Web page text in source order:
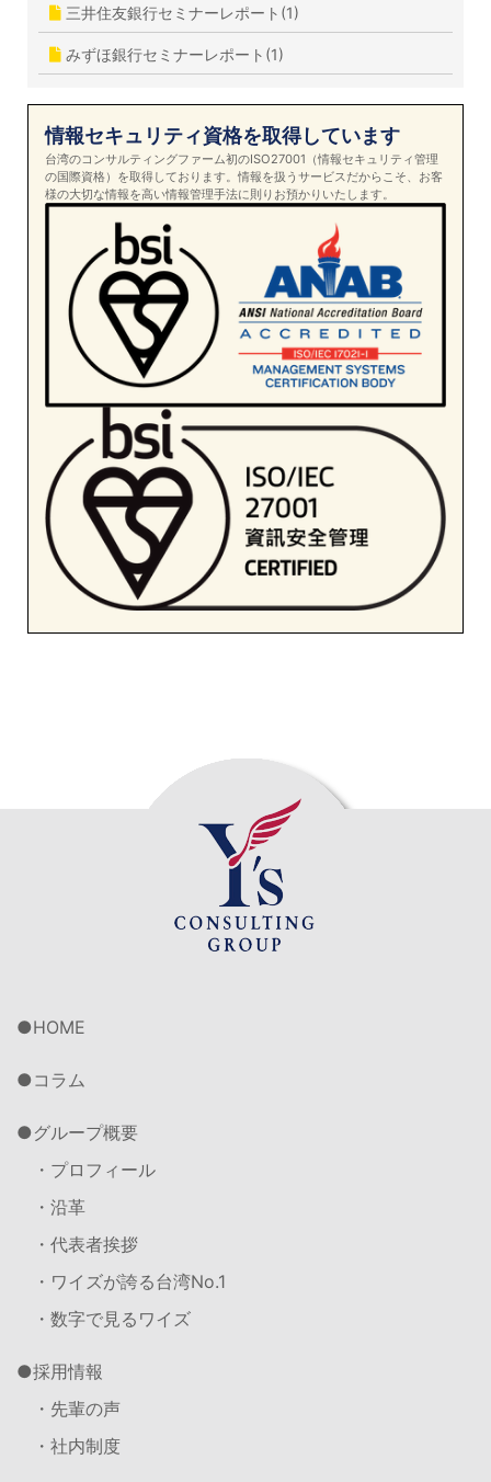
三井住友銀行セミナーレポート(1)
みずほ銀行セミナーレポート(1)
情報セキュリティ資格を取得しています
台湾のコンサルティングファーム初のISO27001（情報セキュリティ管理
の国際資格）を取得しております。情報を扱うサービスだからこそ、お客
様の大切な情報を高い情報管理手法に則りお預かりいたします。
HOME
コラム
グループ概要
・プロフィール
・沿革
・代表者挨拶
・ワイズが誇る台湾No.1
・数字で見るワイズ
採用情報
・先輩の声
・社内制度